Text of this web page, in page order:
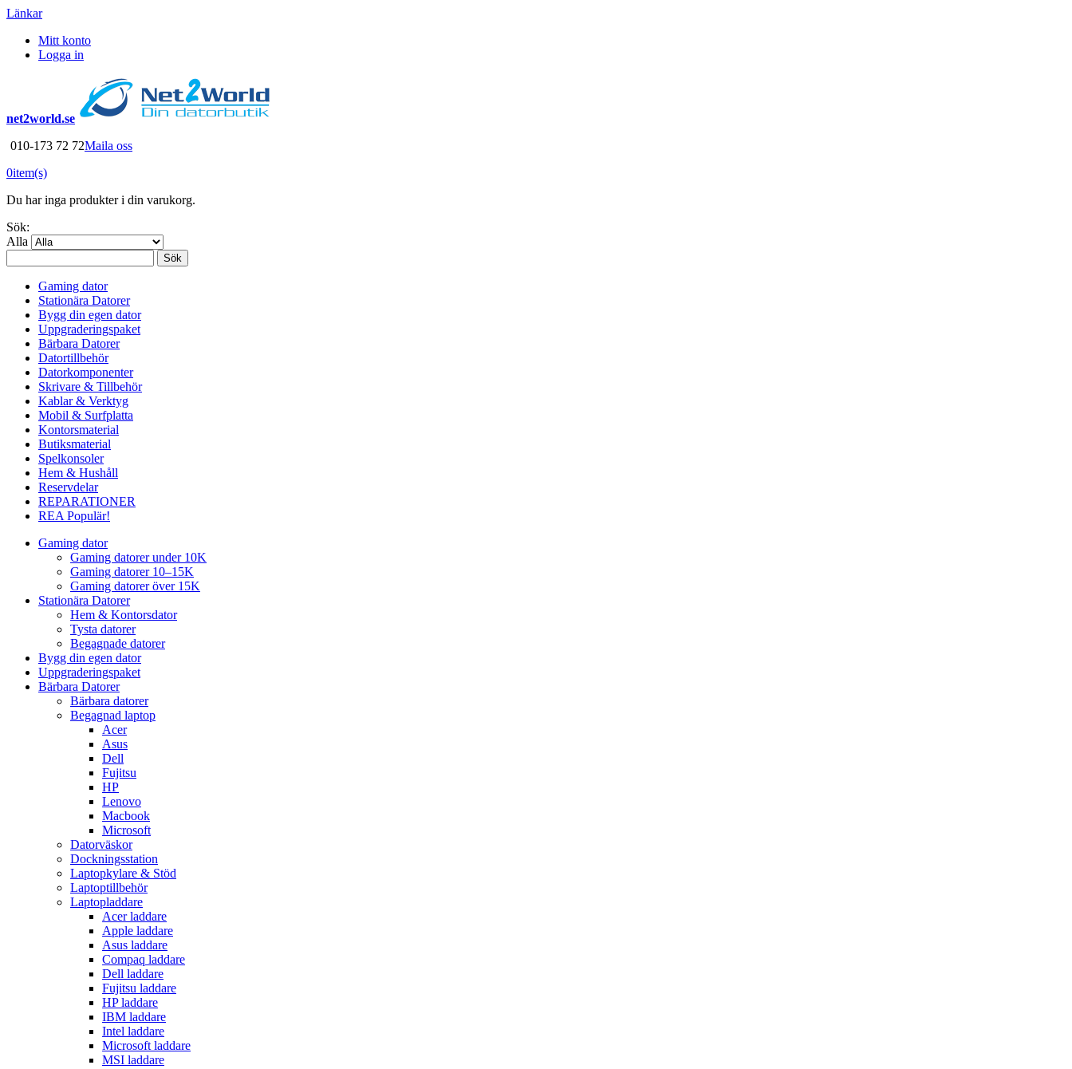
Länkar
Mitt konto
Logga in
net2world.se
010-173 72 72Maila oss
0item(s)
Du har inga produkter i din varukorg.
Sök:
Alla
Sök
Gaming dator
Stationära Datorer
Bygg din egen dator
Uppgraderingspaket
Bärbara Datorer
Datortillbehör
Datorkomponenter
Skrivare & Tillbehör
Kablar & Verktyg
Mobil & Surfplatta
Kontorsmaterial
Butiksmaterial
Spelkonsoler
Hem & Hushåll
Reservdelar
REPARATIONER
REA Populär!
Gaming dator
Gaming datorer under 10K
Gaming datorer 10–15K
Gaming datorer över 15K
Stationära Datorer
Hem & Kontorsdator
Tysta datorer
Begagnade datorer
Bygg din egen dator
Uppgraderingspaket
Bärbara Datorer
Bärbara datorer
Begagnad laptop
Acer
Asus
Dell
Fujitsu
HP
Lenovo
Macbook
Microsoft
Datorväskor
Dockningsstation
Laptopkylare & Stöd
Laptoptillbehör
Laptopladdare
Acer laddare
Apple laddare
Asus laddare
Compaq laddare
Dell laddare
Fujitsu laddare
HP laddare
IBM laddare
Intel laddare
Microsoft laddare
MSI laddare